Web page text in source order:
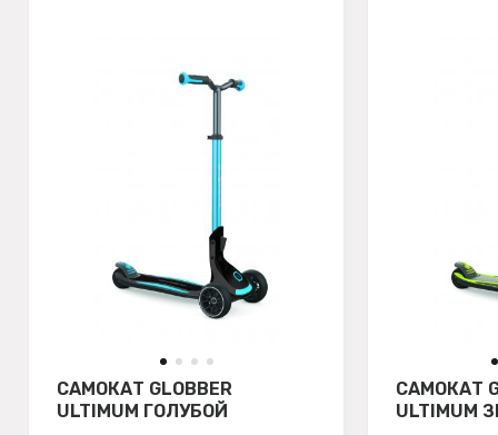
САМОКАТ GLOBBER
ULTIMUM ГОЛУБОЙ
САМОКАТ
ULTIMUM